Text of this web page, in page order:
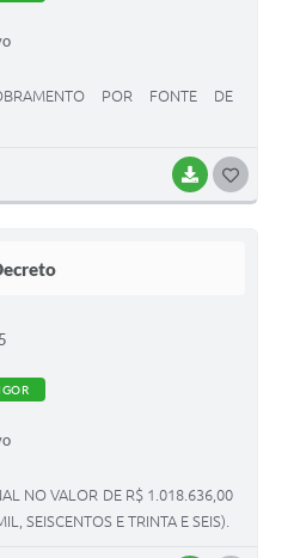
BAIXAR
POR FONTE DE
NO VALOR DE R$ 1.018.636,00
SEISCENTOS E TRINTA E SEIS).